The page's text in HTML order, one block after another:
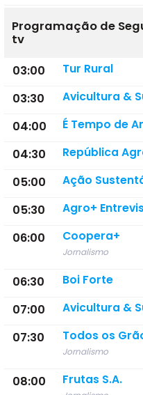
Programação de
tv
03:00
Tur Rural
03:30 Avicultura &
04:00 É Tempo de
04:30 República
05:00 Ação
05:30 Agro+
06:00 Coopera+
Jornalismo
06:30 Boi Forte
07:00 Avicultura &
07:30 Todos os
Jornalismo
08:00 Frutas S.A.